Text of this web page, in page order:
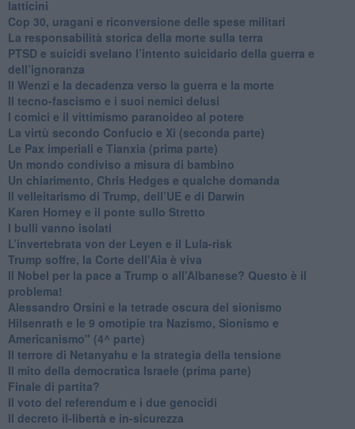
latticini
​Cop 30, uragani e riconversione delle spese militari
La responsabilità storica della morte sulla terra
PTSD e suicidi svelano l’intento suicidario della guerra e
dell’ignoranza
Il Wenzi e la decadenza verso la guerra e la morte
​Il tecno-fascismo e i suoi nemici delusi
​I comici e il vittimismo paranoideo al potere
​La virtù secondo Confucio e Xi (seconda parte)
Le Pax imperiali e Tianxia (prima parte)
Un mondo condiviso a misura di bambino
​Un chiarimento, Chris Hedges e qualche domanda
Il velleitarismo di Trump, dell’UE e di Darwin
​Karen Horney e il ponte sullo Stretto
​I bulli vanno isolati
L’invertebrata von der Leyen e il Lula-risk
Trump soffre, la Corte dell'Aia è viva
​Il Nobel per la pace a Trump o all’Albanese? Questo è il
problema!
​Alessandro Orsini e la tetrade oscura del sionismo
​Hilsenrath e le 9 omotipie tra Nazismo, Sionismo e
Americanismo" (4^ parte)
​Il terrore di Netanyahu e la strategia della tensione
Il mito della democratica Israele (prima parte)
​Finale di partita?
​Il voto del referendum e i due genocidi
Il decreto il-libertà e in-sicurezza